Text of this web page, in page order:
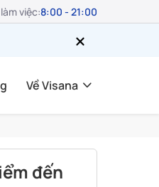
việc:8:00 - 21:00
Về Visana
đến